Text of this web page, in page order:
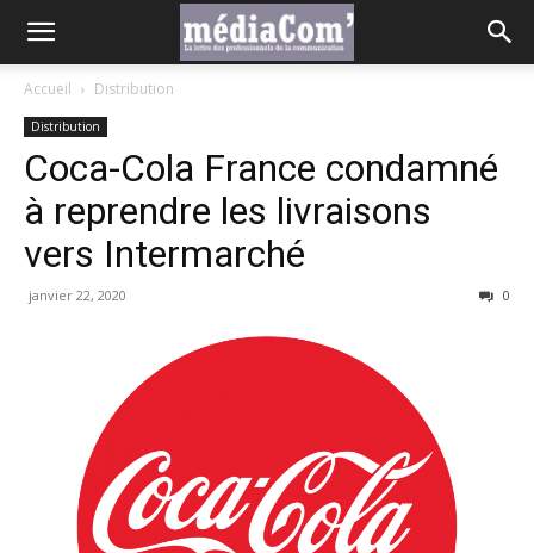
Accueil Distribution
Distribution
Coca-Cola France condamné
à reprendre les livraisons
vers Intermarché
janvier 22, 2020 0